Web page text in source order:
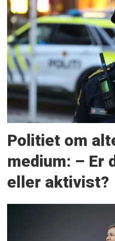
Politiet om
medium: – Er
eller aktivist?